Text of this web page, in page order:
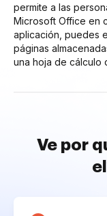
permite a las
Microsoft Office en
aplicación, puedes
páginas
una hoja de cálculo
Ve por